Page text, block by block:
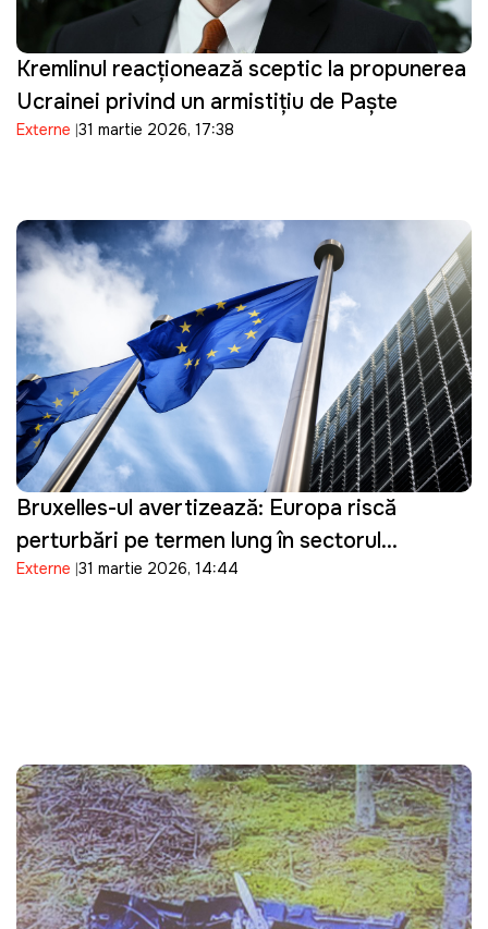
Kremlinul reacționează sceptic la propunerea
Ucrainei privind un armistițiu de Paște
Externe 31 martie 2026, 17:38
Bruxelles-ul avertizează: Europa riscă
perturbări pe termen lung în sectorul
energetic
Externe 31 martie 2026, 14:44